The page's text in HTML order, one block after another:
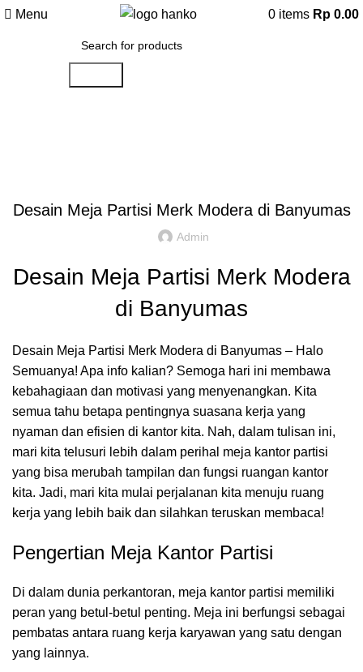
Menu 0 items Rp 0.00
Desain Meja Partisi Merk Modera di Banyumas
Admin
Desain Meja Partisi Merk Modera
di Banyumas
Desain Meja Partisi Merk Modera di Banyumas – Halo
Semuanya! Apa info kalian? Semoga hari ini membawa
kebahagiaan dan motivasi yang menyenangkan. Kita
semua tahu betapa pentingnya suasana kerja yang
nyaman dan efisien di kantor kita. Nah, dalam tulisan ini,
mari kita telusuri lebih dalam perihal meja kantor partisi
yang bisa merubah tampilan dan fungsi ruangan kantor
kita. Jadi, mari kita mulai perjalanan kita menuju ruang
kerja yang lebih baik dan silahkan teruskan membaca!
Pengertian Meja Kantor Partisi
Di dalam dunia perkantoran, meja kantor partisi memiliki
peran yang betul-betul penting. Meja ini berfungsi sebagai
pembatas antara ruang kerja karyawan yang satu dengan
yang lainnya.